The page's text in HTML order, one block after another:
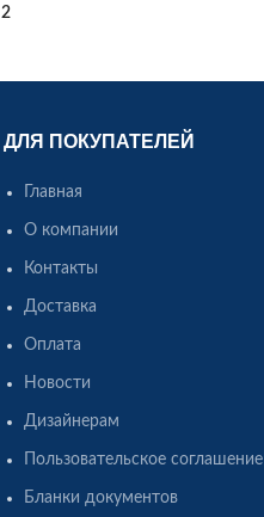
2
ДЛЯ ПОКУПАТЕЛЕЙ
Главная
О компании
Контакты
Доставка
Оплата
Новости
Дизайнерам
Пользовательское соглашение
Бланки документов